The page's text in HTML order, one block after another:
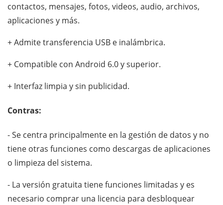
contactos, mensajes, fotos, videos, audio, archivos,
aplicaciones y más.
+ Admite transferencia USB e inalámbrica.
+ Compatible con Android 6.0 y superior.
+ Interfaz limpia y sin publicidad.
Contras:
- Se centra principalmente en la gestión de datos y no
tiene otras funciones como descargas de aplicaciones
o limpieza del sistema.
- La versión gratuita tiene funciones limitadas y es
necesario comprar una licencia para desbloquear